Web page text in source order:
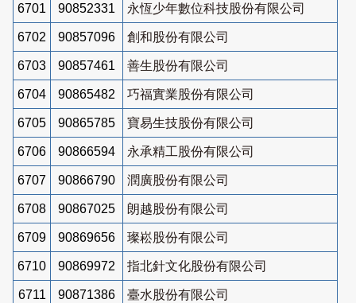
6701 90852331 永恆少年數位科技股份有限公司
6702 90857096 創和股份有限公司
6703 90857461 善生股份有限公司
6704 90865482 巧福實業股份有限公司
6705 90865785 寶易生技股份有限公司
6706 90866594 永承精工股份有限公司
6707 90866790 潤廣股份有限公司
6708 90867025 朗越股份有限公司
6709 90869656 璨崧股份有限公司
6710 90869972 指北針文化股份有限公司
6711 90871386 臺水股份有限公司